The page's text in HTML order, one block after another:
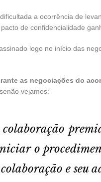
a ocorrência de
de confidencialidade
logo no início das
as negociações do
vejamos:
o
e seu